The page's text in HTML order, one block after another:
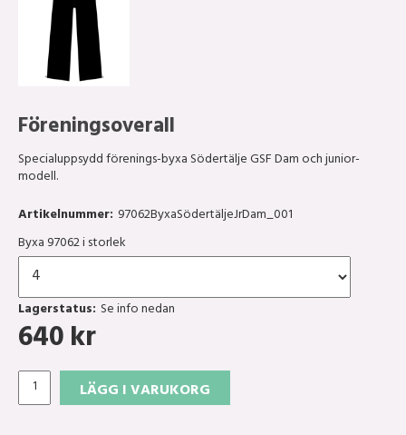
Föreningsoverall
Specialuppsydd förenings-byxa Södertälje GSF Dam och junior-
modell.
Artikelnummer: 97062ByxaSödertäljeJrDam_001
Byxa 97062 i storlek
Lagerstatus: Se info nedan
640kr
LÄGG I VARUKORG